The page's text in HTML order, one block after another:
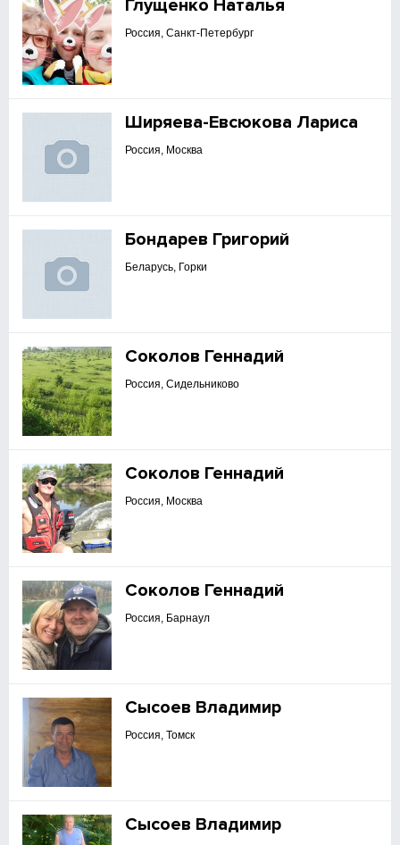
Глущенко Наталья
Россия, Санкт-Петербург
Ширяева-Евсюкова Лариса
Россия, Москва
Бондарев Григорий
Беларусь, Горки
Соколов Геннадий
Россия, Сидельниково
Соколов Геннадий
Россия, Москва
Соколов Геннадий
Россия, Барнаул
Сысоев Владимир
Россия, Томск
Сысоев Владимир